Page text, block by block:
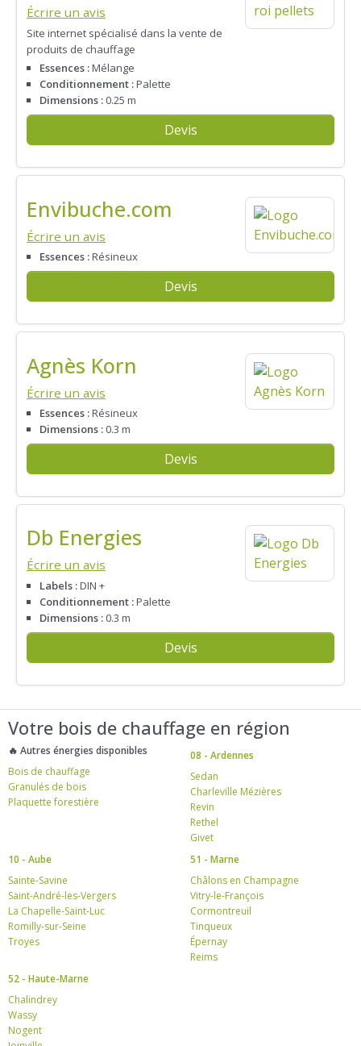
Écrire un avis
Site internet spécialisé dans la vente de
produits de chauffage
Essences :Mélange
Conditionnement :Palette
Dimensions : 0.25 m
Devis
Envibuche.com
Écrire un avis
Essences :Résineux
Devis
Agnès Korn
Écrire un avis
Essences :Résineux
Dimensions : 0.3 m
Devis
Db Energies
Écrire un avis
Labels :DIN +
Conditionnement :Palette
Dimensions : 0.3 m
Devis
Votre bois de chauffage en région
🔥 Autres énergies disponibles
Bois de chauffage
Granulés de bois
Plaquette forestière
08 - Ardennes
Sedan
Charleville Mézières
Revin
Rethel
Givet
10 - Aube
Sainte-Savine
Saint-André-les-Vergers
La Chapelle-Saint-Luc
Romilly-sur-Seine
Troyes
51 - Marne
Châlons en Champagne
Vitry-le-François
Cormontreuil
Tinqueux
Épernay
Reims
52 - Haute-Marne
Chalindrey
Wassy
Nogent